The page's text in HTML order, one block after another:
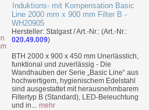
Induktions- mit Kompensation Basic
Line 2000 mm x 900 mm Filter B -
WH20905
Hersteller: Stalgast / Art.-Nr.: (Art.-Nr.:
020.49.009)
BTH 2000 x 900 x 450 mm Unerlässlich,
funktional und zuverlässig - Die
Wandhauben der Serie „Basic Line“ aus
hochwertigem, hygienischem Edelstahl
sind ausgestattet mit herausnehmbarem
Filtertyp B (Standard), LED-Beleuchtung
und in... mehr